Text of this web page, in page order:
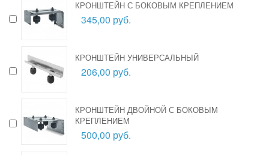
КРОНШТЕЙН С БОКОВЫМ КРЕПЛЕНИЕМ
345,00 руб.
КРОНШТЕЙН УНИВЕРСАЛЬНЫЙ
206,00 руб.
КРОНШТЕЙН ДВОЙНОЙ С БОКОВЫМ
КРЕПЛЕНИЕМ
500,00 руб.